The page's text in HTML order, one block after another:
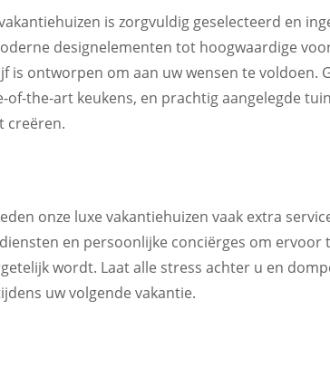
is zorgvuldig geselecteerd en
designelementen tot hoogwaardige
is ontworpen om aan uw wensen te voldoen.
of-the-art keukens, en prachtig aangelegde
creëren.
onze luxe vakantiehuizen vaak extra
en persoonlijke conciërges om ervoor
wordt. Laat alle stress achter u en
uw volgende vakantie.